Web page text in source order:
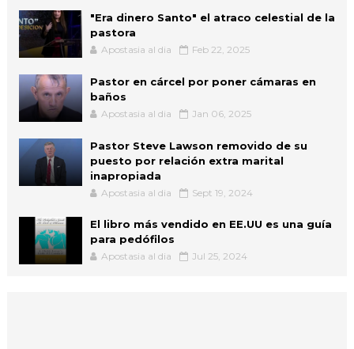
"Era dinero Santo" el atraco celestial de la
pastora
Apostasia al dia Feb 22, 2025
Pastor en cárcel por poner cámaras en
baños
Apostasia al dia Jan 06, 2025
Pastor Steve Lawson removido de su
puesto por relación extra marital
inapropiada
Apostasia al dia Sept 19, 2024
El libro más vendido en EE.UU es una guía
para pedófilos
Apostasia al dia Jul 25, 2024